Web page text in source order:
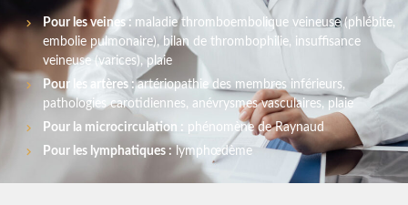
Pour les veines : maladie thromboembolique veineuse (phlébite,
embolie pulmonaire), bilan de thrombophilie, insuffisance
veineuse (varices), plaie
Pour les artères :artériopathie des membres inférieurs,
pathologies carotidiennes, anévrysmes vasculaires, plaie
Pour la microcirculation : phénomène de Raynaud
Pour les lymphatiques : lymphœdème